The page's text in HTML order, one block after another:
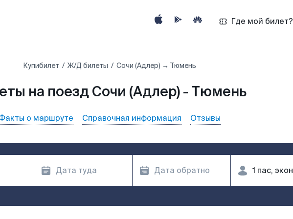
Где мой билет?
Купибилет Ж/Д билеты Сочи (Адлер) → Тюмень
на поезд Сочи (Адлер) - Тюмень
о маршруте Справочная информация Отзывы